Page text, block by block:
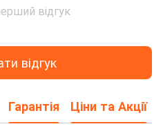
відгук
відгук
Гарантія Ціни та Акції